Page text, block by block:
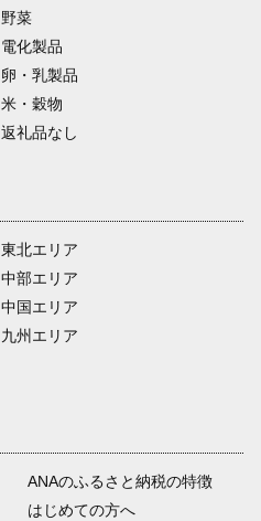
野菜
電化製品
卵・乳製品
米・穀物
返礼品なし
東北エリア
中部エリア
中国エリア
九州エリア
ANAのふるさと納税の特徴
はじめての方へ